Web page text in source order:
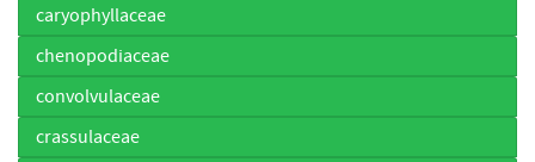
caryophyllaceae
chenopodiaceae
convolvulaceae
crassulaceae